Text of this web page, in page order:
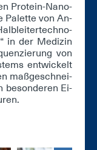
Pro­te­in-Na­no­
Pa­let­te von An­
in der Me­di­zin
von
ent­wi­ckelt
maß­ge­schnei­
be­son­de­ren Ei­